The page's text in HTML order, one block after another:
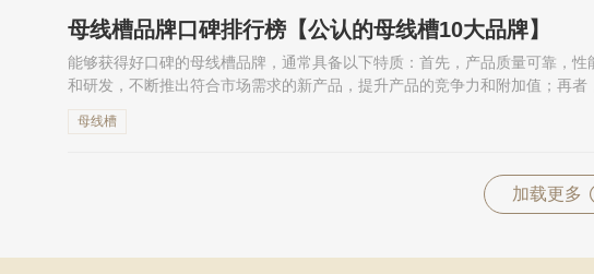
母线槽品牌口碑排行榜【公认的母线槽10大品牌】
能够获得好口碑的母线槽品牌，通常具备以下特质：首先，产品质量可靠，
和研发，不断推出符合市场需求的新产品，提升产品的竞争力和附加值；再
母线槽
加载更多